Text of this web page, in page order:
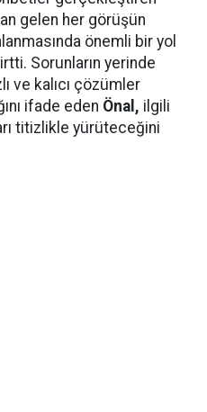
gelen her görüşün
önemli bir yol
Sorunların yerinde
ve kalıcı çözümler
ifade eden Önal, ilgili
titizlikle yürüteceğini